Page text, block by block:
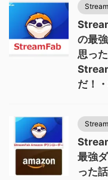
の最
思っ
だ！
最強
った